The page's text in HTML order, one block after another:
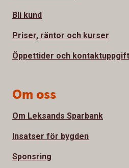
Bli kund
Priser, räntor och kurser
Öppettider och
Om oss
Om Leksands Sparbank
Insatser för bygden
Sponsring